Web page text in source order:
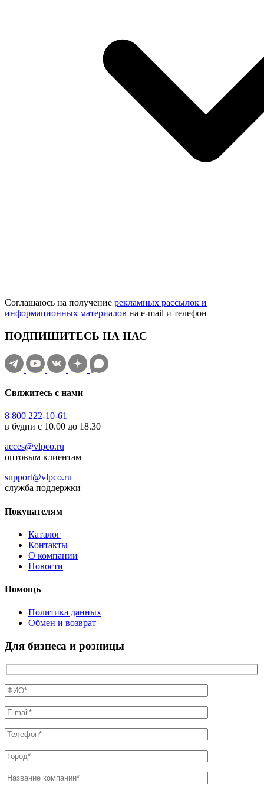
Соглашаюсь на получение рекламных рассылок и
информационных материалов на e‑mail и телефон
ПОДПИШИТЕСЬ НА НАС
Свяжитесь с нами
8 800 222-10-61
в будни с 10.00 до 18.30
acces@vlpco.ru
оптовым клиентам
support@vlpco.ru
служба поддержки
Покупателям
Каталог
Контакты
О компании
Новости
Помощь
Политика данных
Обмен и возврат
Для бизнеса и розницы